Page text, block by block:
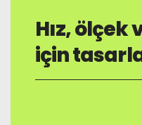
Hız, ölçek
için